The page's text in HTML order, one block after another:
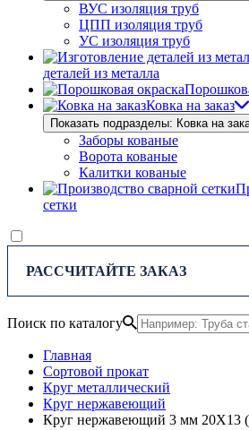
ВУС изоляция труб
ЦПП изоляция труб
УС изоляция труб
деталей из металла
Ковка на заказ
Показать подразделы: Ковка на
Заборы кованые
Ворота кованые
Калитки кованые
сетки
РАССЧИТАЙТЕ ЗАКАЗ
Поиск по каталогу
Главная
Сортовой прокат
Круг металлический
Круг нержавеющий
Круг нержавеющий 3 мм 20Х13